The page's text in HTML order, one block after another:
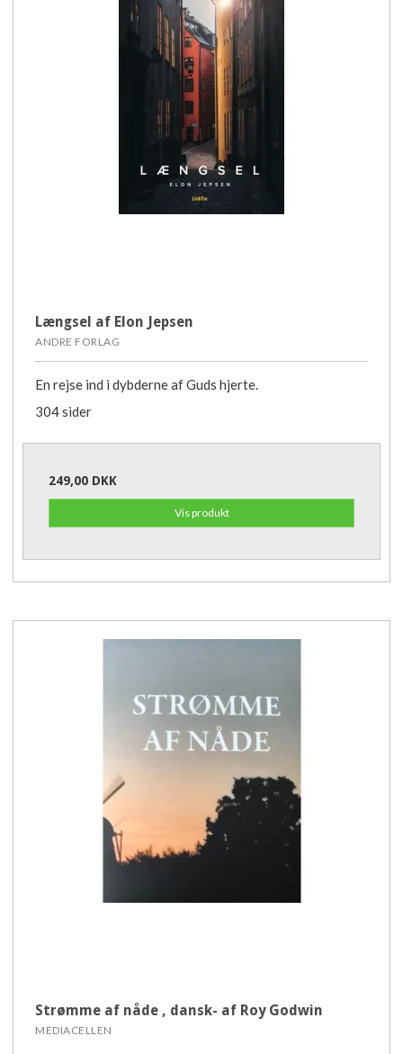
Længsel af Elon Jepsen
ANDRE FORLAG
En rejse ind i dybderne af Guds hjerte.
304 sider
249,00 DKK
Vis produkt
Strømme af nåde , dansk- af Roy Godwin
MEDIACELLEN